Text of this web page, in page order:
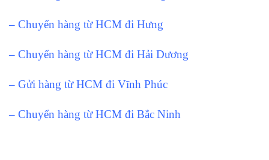
– Chuyển hàng từ HCM đi Hưng
– Chuyển hàng từ HCM đi Hải Dương
– Gửi hàng từ HCM đi Vĩnh Phúc
– Chuyển hàng từ HCM đi Bắc Ninh